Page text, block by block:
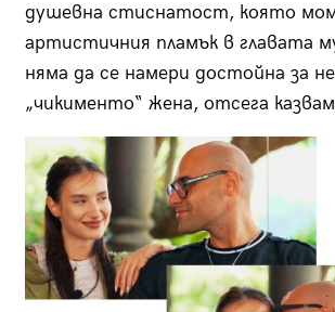
душевна стиснатост, която
артистичния пламък в главата
няма да се намери достойна за
„чикименто“ жена, отсега